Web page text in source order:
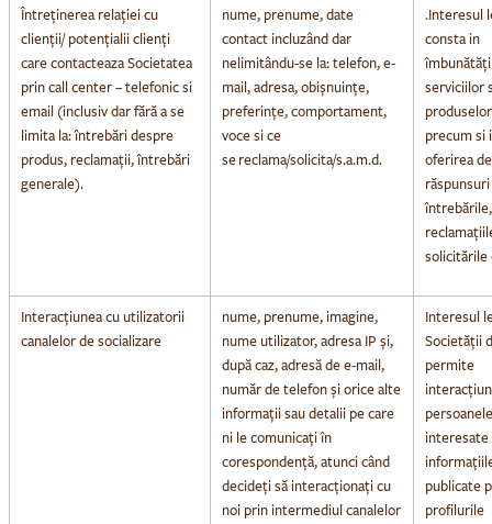
Întreținerea relației cu
clienții/ potențialii clienți
care contacteaza Societatea
prin call center – telefonic si
email (inclusiv dar fără a se
limita la: întrebări despre
produs, reclamații, întrebări
generale).
nume, prenume, date
contact incluzând dar
nelimitându-se la: telefon, e-
mail, adresa, obișnuințe,
preferințe, comportament,
voce si ce
se reclama/solicita/s.a.m.d.
.Interesul
consta in
serviciilor
precum si
oferirea de
răspunsuri
întrebările,
solicitările
Interacțiunea cu utilizatorii
canalelor de socializare
nume, prenume, imagine,
nume utilizator, adresa IP și,
după caz, adresă de e-mail,
număr de telefon și orice alte
informații sau detalii pe care
ni le comunicați în
corespondență, atunci când
decideți să interacționați cu
noi prin intermediul canalelor
Interesul
Societății
permite
persoanele
interesate
publicate
profilurile